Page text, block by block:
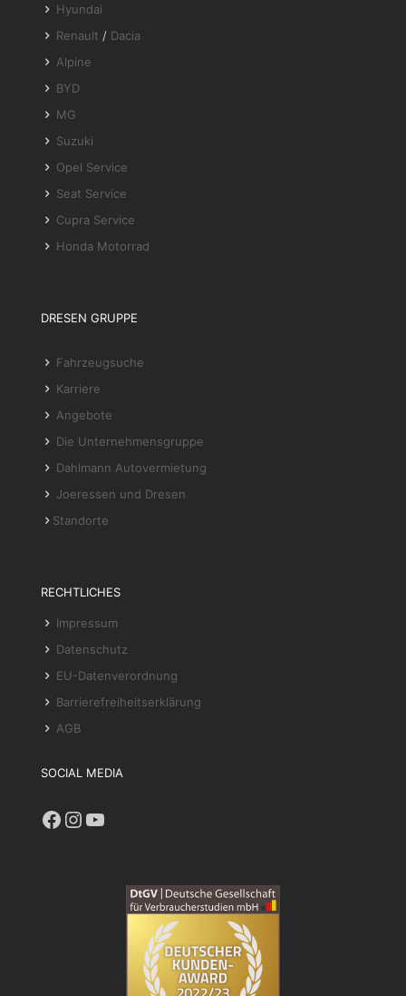
Hyundai
Renault / Dacia
Alpine
BYD
MG
Suzuki
Opel Service
Seat Service
Cupra Service
Honda Motorrad
DRESEN GRUPPE
Fahrzeugsuche
Karriere
Angebote
Die Unternehmensgruppe
Dahlmann Autovermietung
Joeressen und Dresen
Standorte
RECHTLICHES
Impressum
Datenschutz
EU-Datenverordnung
Barrierefreiheitserklärung
AGB
SOCIAL MEDIA
Facebook
Instagram
YouTube